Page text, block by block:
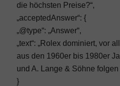
die höchsten Preise?“,
„acceptedAnswer“: {
„@type“: „Answer“,
„text“: „Rolex dominiert, vor
aus den 1960er bis 1980er
und A. Lange & Söhne folgen
}